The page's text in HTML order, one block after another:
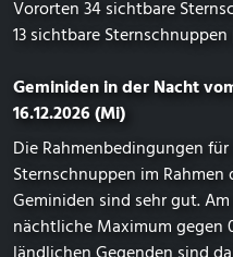
Vororten 34 sichtbare
13 sichtbare
Geminiden in der Nacht
16.12.2026 (Mi)
Die Rahmenbedingungen
Sternschnuppen im
Geminiden sind sehr gut. Am
nächtliche Maximum gegen